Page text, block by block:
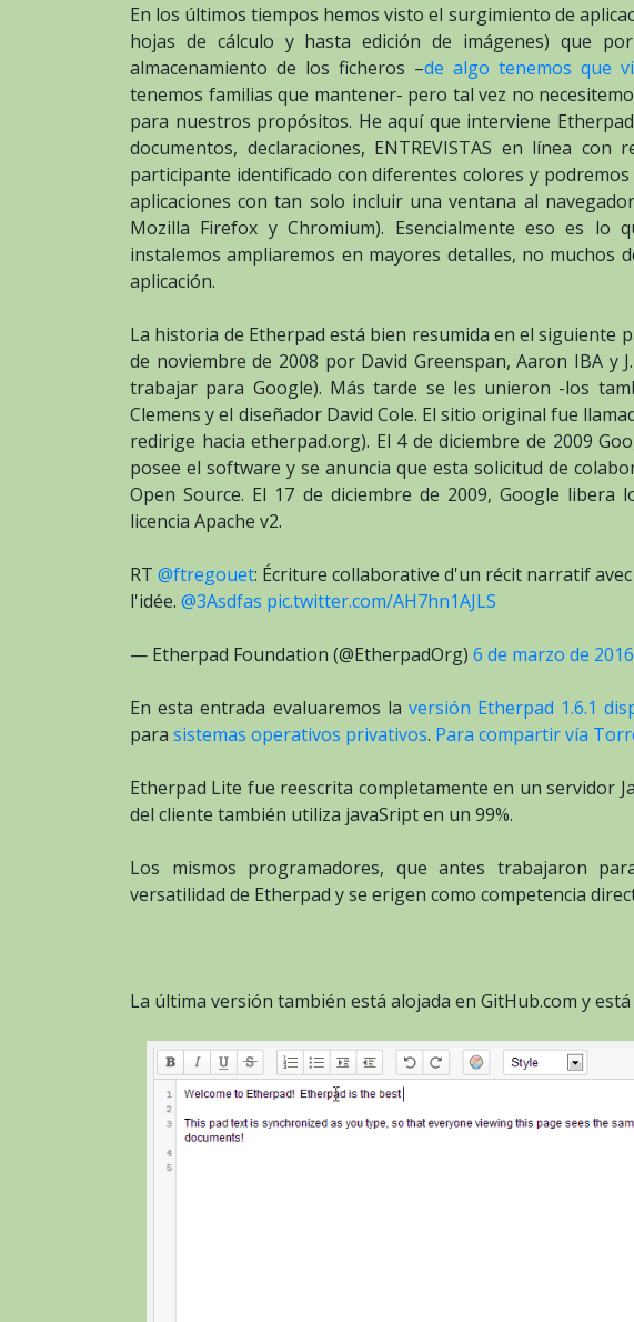
En los últimos tiempos hemos visto el surgimiento de
hojas de cálculo y hasta edición de imágenes) que
almacenamiento de los ficheros –de algo tenemos que
tenemos familias que mantener- pero tal vez no
para nuestros propósitos. He aquí que interviene
documentos, declaraciones, ENTREVISTAS en línea
participante identificado con diferentes colores y
aplicaciones con tan solo incluir una ventana al
Mozilla Firefox y Chromium). Esencialmente eso es lo
instalemos ampliaremos en mayores detalles, no muchos
aplicación.
La historia de Etherpad está bien resumida en el siguiente
de noviembre de 2008 por David Greenspan, Aaron IBA y
trabajar para Google). Más tarde se les unieron -los
Clemens y el diseñador David Cole. El sitio original fue
redirige hacia etherpad.org). El 4 de diciembre de 2009
posee el software y se anuncia que esta solicitud de
Open Source. El 17 de diciembre de 2009, Google libera
licencia Apache v2.
RT @ftregouet: Écriture collaborative d'un récit narratif avec
l'idée. @3Asdfas pic.twitter.com/AH7hn1AJLS
— Etherpad Foundation (@EtherpadOrg) 6 de marzo de 2016
En esta entrada evaluaremos la versión Etherpad 1.6.1
para sistemas operativos privativos. Para compartir vía
Etherpad Lite fue reescrita completamente en un servidor
del cliente también utiliza javaSript en un 99%.
Los mismos programadores, que antes trabajaron
versatilidad de Etherpad y se erigen como competencia
La última versión también está alojada en GitHub.com y